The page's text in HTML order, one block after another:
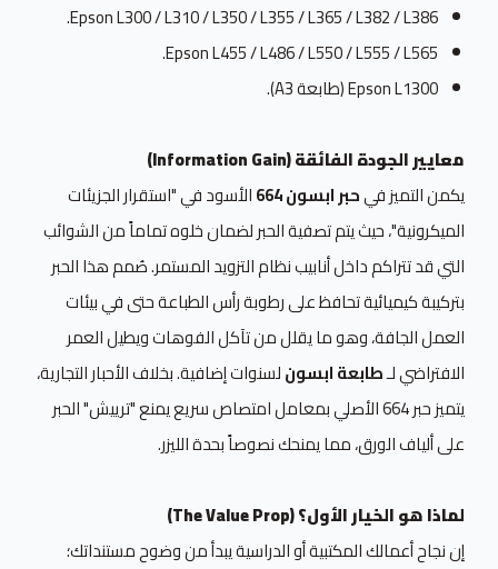
Epson L300 / L310 / L350 / L355 / L365 / L382 / L386.
Epson L455 / L486 / L550 / L555 / L565.
Epson L1300 (طابعة A3).
معايير الجودة الفائقة (Information Gain)
يكمن التميز فيحبر ابسون 664
الأسود في "استقرار الجزيئات
الميكرونية"، حيث يتم تصفية الحبر لضمان خلوه تماماً من الشوائب
التي قد تتراكم داخل أنابيب نظام التزويد المستمر. صُمم هذا الحبر
بتركيبة كيميائية تحافظ على رطوبة رأس الطباعة حتى في بيئات
العمل الجافة، وهو ما يقلل من تآكل الفوهات ويطيل العمر
الافتراضي لـطابعة ابسونلسنوات إضافية. بخلاف الأحبار التجارية،
يتميز حبر 664 الأصلي بمعامل امتصاص سريع يمنع "ترييش" الحبر
على ألياف الورق، مما يمنحك نصوصاً بحدة الليزر.
لماذا هو الخيار الأول؟ (The Value Prop)
إن نجاح أعمالك المكتبية أو الدراسية يبدأ من وضوح مستنداتك؛